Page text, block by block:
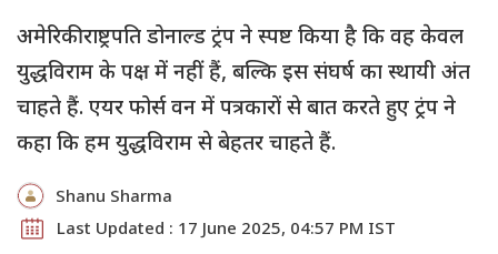
अमेरिकी राष्ट्रपति डोनाल्ड ट्रंप ने स्पष्ट किया है कि वह केवल
युद्धविराम के पक्ष में नहीं हैं, बल्कि इस संघर्ष का स्थायी अंत
चाहते हैं. एयर फोर्स वन में पत्रकारों से बात करते हुए ट्रंप ने
कहा कि हम युद्धविराम से बेहतर चाहते हैं.
Shanu Sharma
Last Updated : 17 June 2025, 04:57 PM IST